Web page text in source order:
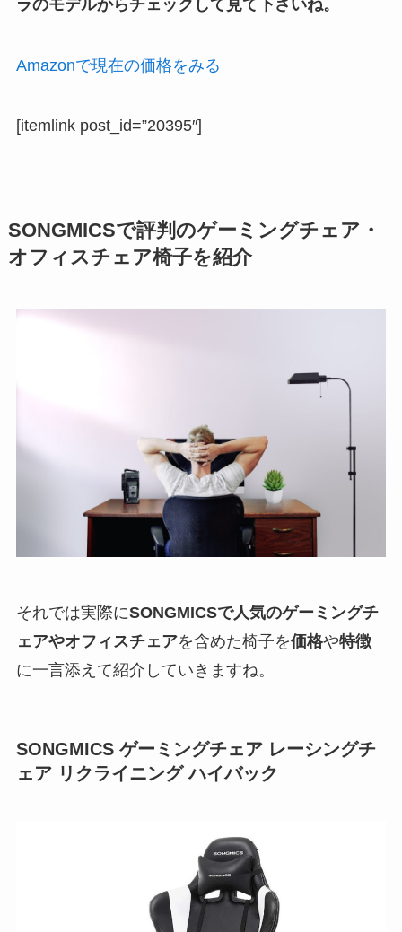
ラのモデルからチェックして見て下さいね。
Amazonで現在の価格をみる
[itemlink post_id=”20395″]
SONGMICSで評判のゲーミングチェア・
オフィスチェア椅子を紹介
それでは実際にSONGMICSで人気のゲーミングチ
ェアやオフィスチェアを含めた椅子を価格や特徴
に一言添えて紹介していきますね。
SONGMICS ゲーミングチェア レーシングチ
ェア リクライニング ハイバック